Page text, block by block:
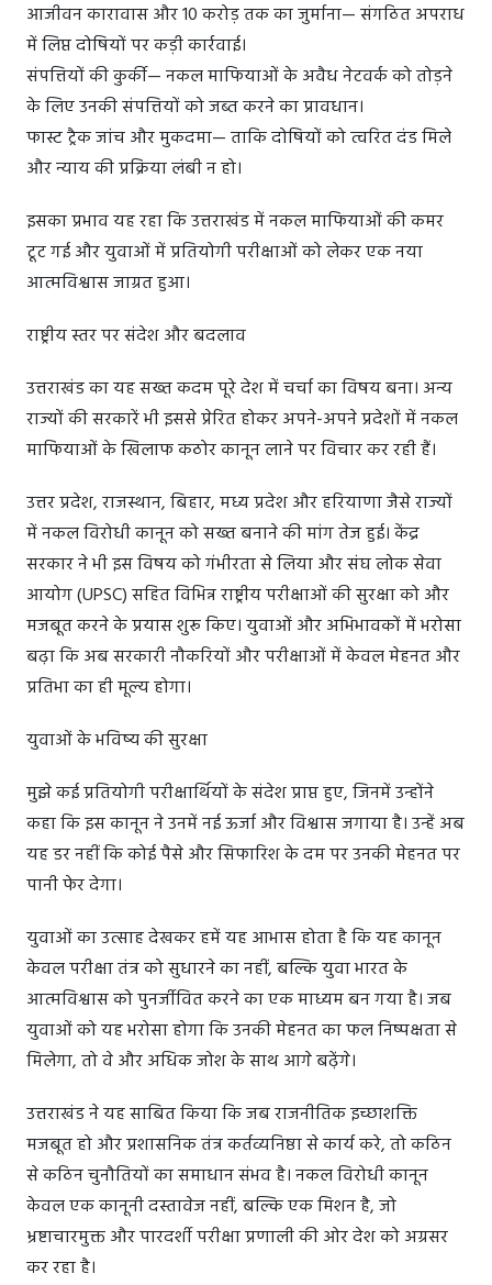
आजीवन कारावास और 10 करोड़ तक का जुर्माना— संगठित अपराध
में लिप्त दोषियों पर कड़ी कार्रवाई।
संपत्तियों की कुर्की— नकल माफियाओं के अवैध नेटवर्क को तोड़ने
के लिए उनकी संपत्तियों को जब्त करने का प्रावधान।
फास्ट ट्रैक जांच और मुकदमा— ताकि दोषियों को त्वरित दंड मिले
और न्याय की प्रक्रिया लंबी न हो।
इसका प्रभाव यह रहा कि उत्तराखंड में नकल माफियाओं की कमर
टूट गई और युवाओं में प्रतियोगी परीक्षाओं को लेकर एक नया
आत्मविश्वास जाग्रत हुआ।
राष्ट्रीय स्तर पर संदेश और बदलाव
उत्तराखंड का यह सख्त कदम पूरे देश में चर्चा का विषय बना। अन्य
राज्यों की सरकारें भी इससे प्रेरित होकर अपने-अपने प्रदेशों में नकल
माफियाओं के खिलाफ कठोर कानून लाने पर विचार कर रही हैं।
उत्तर प्रदेश, राजस्थान, बिहार, मध्य प्रदेश और हरियाणा जैसे राज्यों
में नकल विरोधी कानून को सख्त बनाने की मांग तेज हुई। केंद्र
सरकार ने भी इस विषय को गंभीरता से लिया और संघ लोक सेवा
आयोग (UPSC) सहित विभिन्न राष्ट्रीय परीक्षाओं की सुरक्षा को और
मजबूत करने के प्रयास शुरू किए। युवाओं और अभिभावकों में भरोसा
बढ़ा कि अब सरकारी नौकरियों और परीक्षाओं में केवल मेहनत और
प्रतिभा का ही मूल्य होगा।
युवाओं के भविष्य की सुरक्षा
मुझे कई प्रतियोगी परीक्षार्थियों के संदेश प्राप्त हुए, जिनमें उन्होंने
कहा कि इस कानून ने उनमें नई ऊर्जा और विश्वास जगाया है। उन्हें अब
यह डर नहीं कि कोई पैसे और सिफारिश के दम पर उनकी मेहनत पर
पानी फेर देगा।
युवाओं का उत्साह देखकर हमें यह आभास होता है कि यह कानून
केवल परीक्षा तंत्र को सुधारने का नहीं, बल्कि युवा भारत के
आत्मविश्वास को पुनर्जीवित करने का एक माध्यम बन गया है। जब
युवाओं को यह भरोसा होगा कि उनकी मेहनत का फल निष्पक्षता से
मिलेगा, तो वे और अधिक जोश के साथ आगे बढ़ेंगे।
उत्तराखंड ने यह साबित किया कि जब राजनीतिक इच्छाशक्ति
मजबूत हो और प्रशासनिक तंत्र कर्तव्यनिष्ठा से कार्य करे, तो कठिन
से कठिन चुनौतियों का समाधान संभव है। नकल विरोधी कानून
केवल एक कानूनी दस्तावेज नहीं, बल्कि एक मिशन है, जो
भ्रष्टाचारमुक्त और पारदर्शी परीक्षा प्रणाली की ओर देश को अग्रसर
कर रहा है।